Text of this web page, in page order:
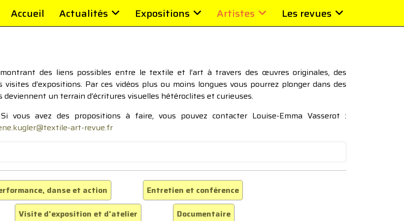
Accueil Actualités Expositions Artistes Les revues
des liens possibles entre le textile et l’art à travers des œuvres originales, des
d’expositions. Par ces vidéos plus ou moins longues vous pourrez plonger dans des
un terrain d’écritures visuelles hétéroclites et curieuses.
vous avez des propositions à faire, vous pouvez contacter Louise-Emma Vasserot :
art-revue.fr
danse et action
Entretien et conférence
Visite d'exposition et d'atelier Documentaire